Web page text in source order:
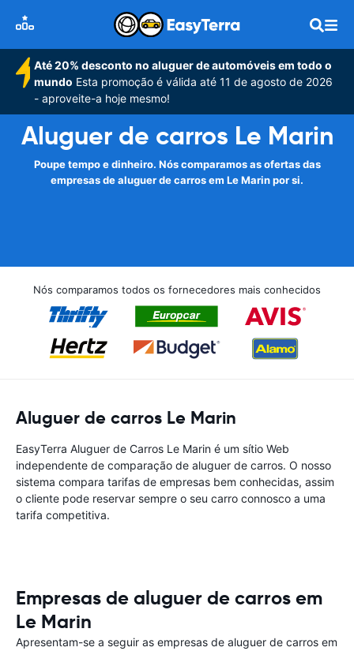
Até 20% desconto no aluguer de automóveis em todo o
mundo Esta promoção é válida até 11 de agosto de 2026
- aproveite-a hoje mesmo!
Aluguer de carros Le Marin
Poupe tempo e dinheiro. Nós comparamos as ofertas das
empresas de aluguer de carros em Le Marin por si.
Nós comparamos todos os fornecedores mais conhecidos
Aluguer de carros Le Marin
EasyTerra Aluguer de Carros Le Marin é um sítio Web
independente de comparação de aluguer de carros. O nosso
sistema compara tarifas de empresas bem conhecidas, assim
o cliente pode reservar sempre o seu carro connosco a uma
tarifa competitiva.
Empresas de aluguer de carros em
Le Marin
Apresentam-se a seguir as empresas de aluguer de carros em